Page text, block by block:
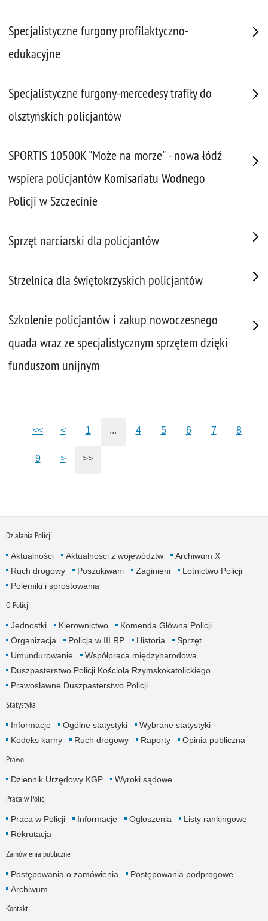
Specjalistyczne furgony profilaktyczno-
edukacyjne
Specjalistyczne furgony-mercedesy trafiły do
olsztyńskich policjantów
SPORTIS 10500K "Może na morze" - nowa łódź
wspiera policjantów Komisariatu Wodnego
Policji w Szczecinie
Sprzęt narciarski dla policjantów
Strzelnica dla świętokrzyskich policjantów
Szkolenie policjantów i zakup nowoczesnego
quada wraz ze specjalistycznym sprzętem dzięki
funduszom unijnym
<< < 1 ... 4 5 6 7 8
9 > >>
Działania Policji
Aktualności Aktualności z województw
Archiwum X
Ruch drogowy
Poszukiwani Zaginieni
Lotnictwo Policji
Polemiki i sprostowania
O Policji
Jednostki Kierownictwo
Komenda Główna Policji
Organizacja
Policja w III RP Historia
Sprzęt
Umundurowanie
Współpraca międzynarodowa
Duszpasterstwo Policji Kościoła Rzymskokatolickiego
Prawosławne Duszpasterstwo Policji
Statystyka
Informacje Ogólne statystyki
Wybrane statystyki
Kodeks karny
Ruch drogowy Raporty Opinia publiczna
Prawo
Dziennik Urzędowy KGP Wyroki sądowe
Praca w Policji
Praca w Policji Informacje Ogłoszenia
Listy rankingowe
Rekrutacja
Zamówienia publiczne
Postępowania o zamówienia
Postępowania podprogowe
Archiwum
Kontakt